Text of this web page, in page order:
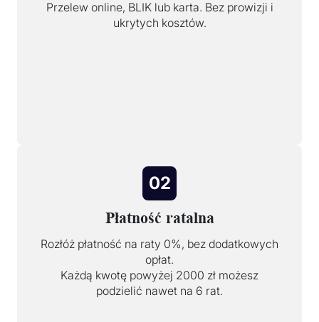
Przelew online, BLIK lub karta. Bez prowizji i
ukrytych kosztów.
02
Płatność ratalna
Rozłóż płatność na raty 0%, bez dodatkowych
opłat.
Każdą kwotę powyżej 2000 zł możesz
podzielić nawet na 6 rat.